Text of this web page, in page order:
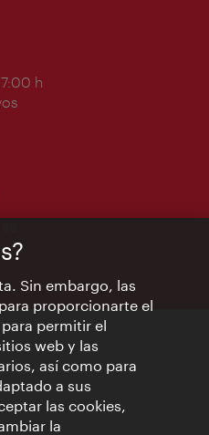
h
Sin embargo, las
proporcionarte el
permitir el
web y las
así como para
a sus
las cookies,
la